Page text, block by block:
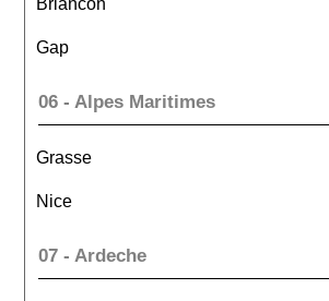
Briancon
Gap
06 - Alpes Maritimes
Grasse
Nice
07 - Ardeche